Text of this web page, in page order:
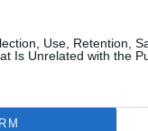
Use, Retention,
Is Unrelated with the